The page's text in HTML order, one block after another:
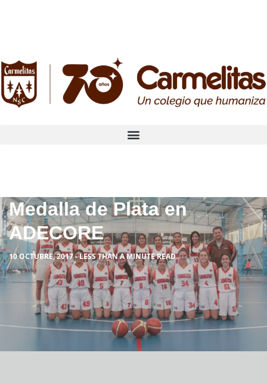
Medalla de Plata en
ADECORE
10 OCTUBRE, 2017 - LESS THAN A MINUTE READ